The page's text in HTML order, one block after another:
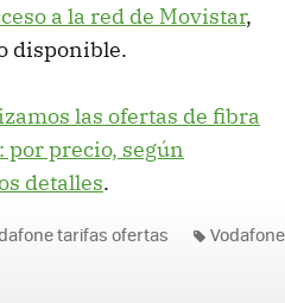
a la red de Movistar,
disponible.
las ofertas de fibra
precio, según
detalles.
tarifas ofertas